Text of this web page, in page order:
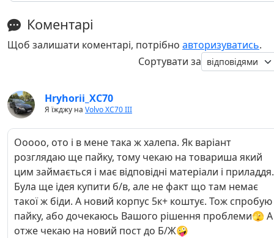
Коментарі
Щоб залишати коментарі, потрібно авторизуватись.
Сортувати за
Hryhorii_ХС70
Я їжджу на Volvo XC70 III
Ооооо, ото і в мене така ж халепа. Як варіант
розглядаю ще пайку, тому чекаю на товариша який
цим займається і має відповідні матеріали і приладдя.
Була ще ідея купити б/в, але не факт що там немає
такої ж біди. А новий корпус 5к+ коштує. Тож спробую
пайку, або дочекаюсь Вашого рішення проблеми🫣 А
отже чекаю на новий пост до Б/Ж🤪